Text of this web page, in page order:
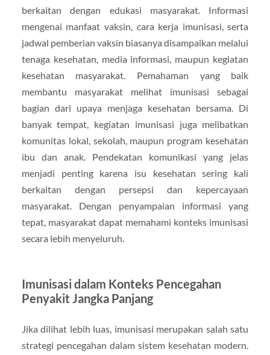
berkaitan dengan edukasi masyarakat. Informasi
mengenai manfaat vaksin, cara kerja imunisasi, serta
jadwal pemberian vaksin biasanya disampaikan melalui
tenaga kesehatan, media informasi, maupun kegiatan
kesehatan masyarakat. Pemahaman yang baik
membantu masyarakat melihat imunisasi sebagai
bagian dari upaya menjaga kesehatan bersama. Di
banyak tempat, kegiatan imunisasi juga melibatkan
komunitas lokal, sekolah, maupun program kesehatan
ibu dan anak. Pendekatan komunikasi yang jelas
menjadi penting karena isu kesehatan sering kali
berkaitan dengan persepsi dan kepercayaan
masyarakat. Dengan penyampaian informasi yang
tepat, masyarakat dapat memahami konteks imunisasi
secara lebih menyeluruh.
Imunisasi dalam Konteks Pencegahan
Penyakit Jangka Panjang
Jika dilihat lebih luas, imunisasi merupakan salah satu
strategi pencegahan dalam sistem kesehatan modern.